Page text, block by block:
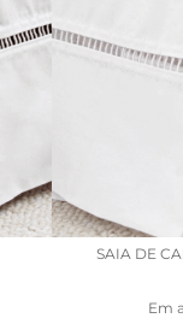
SAIA DE
Em